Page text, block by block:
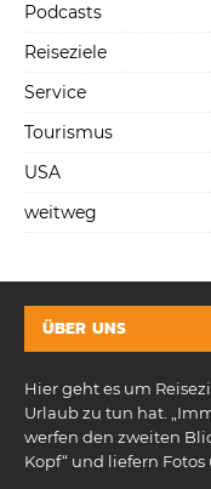
Podcasts
Reiseziele
Service
Tourismus
USA
weitweg
ÜBER UNS
Hier geht es um
Urlaub zu tun hat.
werfen den zweiten
Kopf“ und liefern